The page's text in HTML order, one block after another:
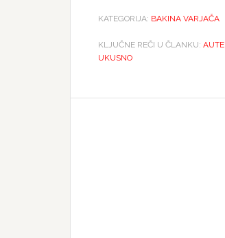
KATEGORIJA: BAKINA VARJAČA
KLJUČNE REČI U ČLANKU:
UKUSNO